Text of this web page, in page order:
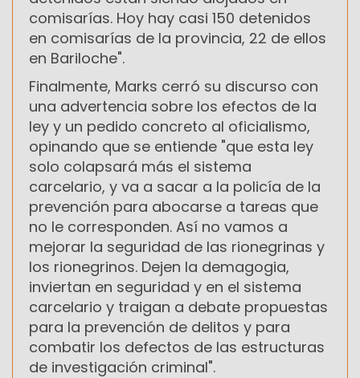
comisarías. Hoy hay casi 150 detenidos
en comisarías de la provincia, 22 de ellos
en Bariloche".
Finalmente, Marks cerró su discurso con
una advertencia sobre los efectos de la
ley y un pedido concreto al oficialismo,
opinando que se entiende "que esta ley
solo colapsará más el sistema
carcelario, y va a sacar a la policía de la
prevención para abocarse a tareas que
no le corresponden. Así no vamos a
mejorar la seguridad de las rionegrinas y
los rionegrinos. Dejen la demagogia,
inviertan en seguridad y en el sistema
carcelario y traigan a debate propuestas
para la prevención de delitos y para
combatir los defectos de las estructuras
de investigación criminal".